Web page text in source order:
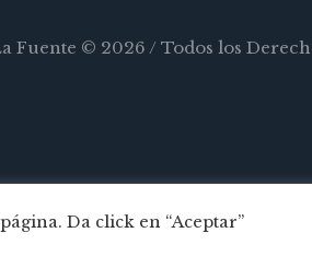
Fuente © 2026 / Todos los
Da click en “Aceptar”